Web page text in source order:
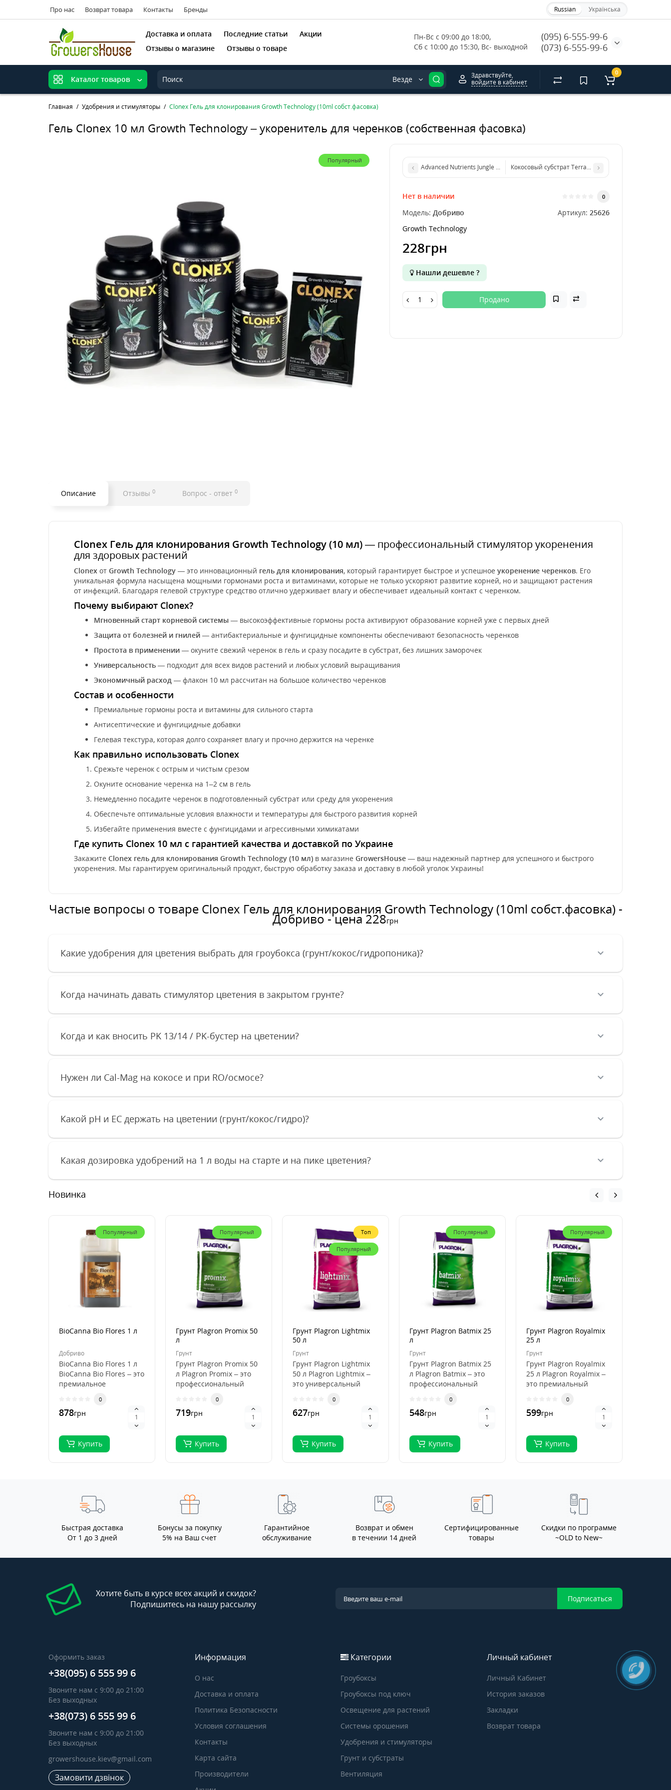
Про нас Возврат товара Контакты Бренды Russian Українська
Пн-Вс с 09:00 до 18:00,
Сб с 10:00 до 15:30, Вс- выходной
(095) 6-555-99-6
(073) 6-555-99-6
Доставка и оплата Последние статьи
Акции
Отзывы о магазине
Отзывы о товаре
Каталог товаров Везде
Здравствуйте,
войдите в кабинет
0
Главная Удобрения и стимуляторы Clonex Гель для клонирования Growth Technology (10ml собст.фасовка)
Гель Clonex 10 мл Growth Technology – укоренитель для черенков (собственная фасовка)
Популярный
Advanced Nutrients Jungle Juice Grow (500ml)Кокосовый субстрат Terra Aquatica Coco Fiber Perlite
Нет в наличии 0
Модель: Добриво Артикул: 25626
Growth Technology
228грн
Нашли дешевле ?
Продано
Описание Отзывы 0 Вопрос - ответ 0
Clonex Гель для клонирования Growth Technology (10 мл)— профессиональный стимулятор укоренения
для здоровых растений
Clonex от Growth Technology — это инновационный гель для клонирования, который гарантирует быстрое и успешное укоренение черенков. Его
уникальная формула насыщена мощными гормонами роста и витаминами, которые не только ускоряют развитие корней, но и защищают растения
от инфекций. Благодаря гелевой структуре средство отлично удерживает влагу и обеспечивает идеальный контакт с черенком.
Почему выбирают Clonex?
Мгновенный старт корневой системы — высокоэффективные гормоны роста активируют образование корней уже с первых дней
Защита от болезней и гнилей — антибактериальные и фунгицидные компоненты обеспечивают безопасность черенков
Простота в применении — окуните свежий черенок в гель и сразу посадите в субстрат, без лишних заморочек
Универсальность — подходит для всех видов растений и любых условий выращивания
Экономичный расход — флакон 10 мл рассчитан на большое количество черенков
Состав и особенности
Премиальные гормоны роста и витамины для сильного старта
Антисептические и фунгицидные добавки
Гелевая текстура, которая долго сохраняет влагу и прочно держится на черенке
Как правильно использовать Clonex
Срежьте черенок с острым и чистым срезом
Окуните основание черенка на 1–2 см в гель
Немедленно посадите черенок в подготовленный субстрат или среду для укоренения
Обеспечьте оптимальные условия влажности и температуры для быстрого развития корней
Избегайте применения вместе с фунгицидами и агрессивными химикатами
Где купить Clonex 10 мл с гарантией качества и доставкой по Украине
Закажите Clonex гель для клонирования Growth Technology (10 мл) в магазине GrowersHouse — ваш надежный партнер для успешного и быстрого
укоренения. Мы гарантируем оригинальный продукт, быструю обработку заказа и доставку в любой уголок Украины!
Частые вопросы о товаре Clonex Гель для клонирования Growth Technology (10ml собст.фасовка) -
Добриво - цена 228грн
Какие удобрения для цветения выбрать для гроубокса (грунт/кокос/гидропоника)?
Когда начинать давать стимулятор цветения в закрытом грунте?
Когда и как вносить PK 13/14 / PK-бустер на цветении?
Нужен ли Cal-Mag на кокосе и при RO/осмосе?
Какой pH и EC держать на цветении (грунт/кокос/гидро)?
Какая дозировка удобрений на 1 л воды на старте и на пике цветения?
Новинка
Популярный
BioCanna Bio Flores 1 л
Добриво
BioCanna Bio Flores 1 л
BioCanna Bio Flores – это
премиальное
удобрение для ст..
0
878грн
Купить
Популярный
Грунт Plagron Promix 50
л
Грунт
Грунт Plagron Promix 50
л Plagron Promix – это
профессиональный
выращивания
растений, ..
0
719грн
Купить
Топ
Популярный
Грунт Plagron Lightmix
50 л
Грунт
Грунт Plagron Lightmix
50 л Plagron Lightmix –
это универсальный
выращивания..
0
627грн
Купить
Популярный
Грунт Plagron Batmix 25
л
Грунт
Грунт Plagron Batmix 25
л Plagron Batmix – это
профессиональный
органического
выращива..
0
548грн
Купить
Популярный
Грунт Plagron Royalmix
25 л
Грунт
Грунт Plagron Royalmix
25 л Plagron Royalmix –
это премиальный
органического в..
0
599грн
Купить
Быстрая доставка
От 1 до 3 дней
Бонусы за покупку
5% на Ваш счет
Гарантийное
обслуживание
Возврат и обмен
в течении 14 дней
Сертифицированные
товары
Скидки по программе
~OLD to New~
Хотите быть в курсе всех акций и скидок?
Подпишитесь на нашу рассылку
Подписаться
Оформить заказ
+38(095) 6 555 99 6
Звоните нам с 9:00 до 21:00
Без выходных
+38(073) 6 555 99 6
Звоните нам с 9:00 до 21:00
Без выходных
growershouse.kiev@gmail.com
Замовити дзвінок
Информация
О нас
Доставка и оплата
Политика Безопасности
Условия соглашения
Контакты
Карта сайта
Производители
Категории
Гроубоксы
Гроубоксы под ключ
Освещение для растений
Системы орошения
Удобрения и стимуляторы
Грунт и субстраты
Вентиляция
Личный кабинет
Личный Кабинет
История заказов
Закладки
Возврат товара